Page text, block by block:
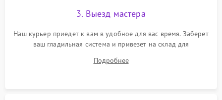
3. Выезд мастера
Наш курьер приедет к вам в удобное для вас время. Заберет
ваш гладильная система и привезет на склад для
Подробнее